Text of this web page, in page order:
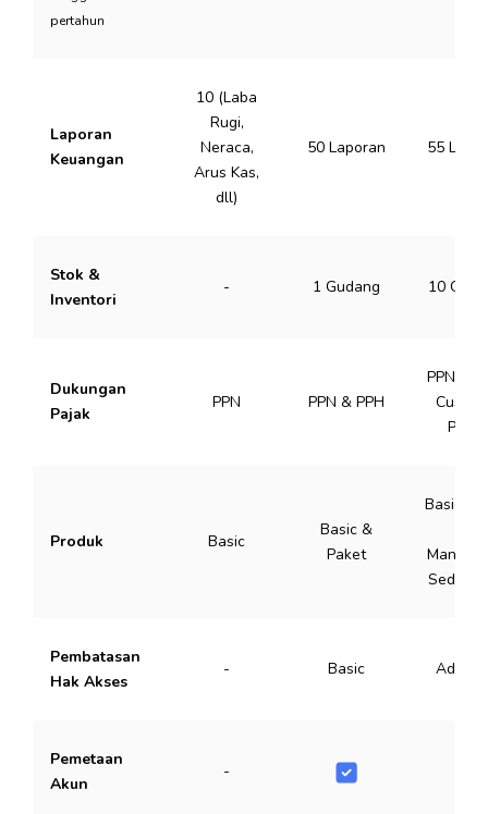
pertahun
Laporan
Keuangan
10 (Laba
Rugi,
Neraca,
Arus Kas,
dll)
50 Laporan 55
Stok &
Inventori
- 1 Gudang 10
Dukungan
Pajak
PPN PPN & PPH
PPN,
Pajak
Produk Basic
Basic &
Paket
Basic,
Pembatasan
Hak Akses
- Basic
Pemetaan
Akun
-